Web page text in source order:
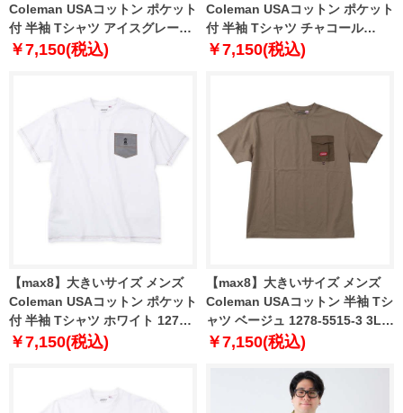
Coleman USAコットン ポケット
付 半袖 Tシャツ アイスグレー
1278-5516-1 3L 4L 5L 6L 8L
￥7,150(税込)
Coleman USAコットン ポケット
付 半袖 Tシャツ チャコール
1278-5516-2 3L 4L 5L 6L 8L
￥7,150(税込)
【max8】大きいサイズ メンズ
Coleman USAコットン ポケット
付 半袖 Tシャツ ホワイト 1278-
5517-1 3L 4L 5L 6L 8L
￥7,150(税込)
【max8】大きいサイズ メンズ
Coleman USAコットン 半袖 Tシ
ャツ ベージュ 1278-5515-3 3L
4L 5L 6L 8L
￥7,150(税込)